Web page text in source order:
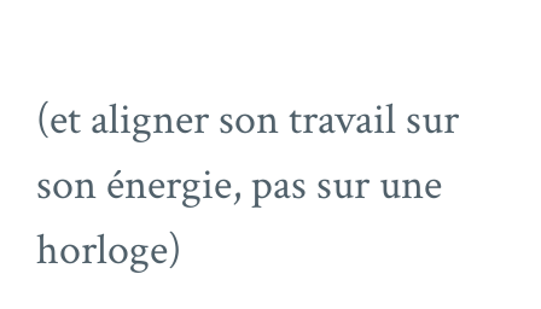
(et aligner son travail sur
son énergie, pas sur une
horloge)